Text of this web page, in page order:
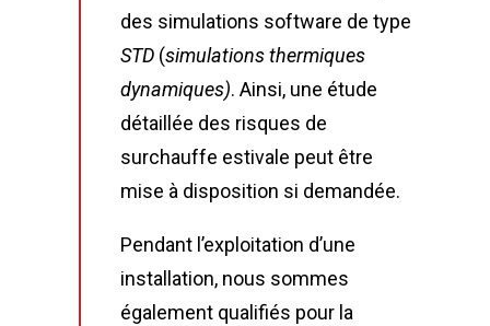
des simulations software de type
STD (simulations thermiques
dynamiques). Ainsi, une étude
détaillée des risques de
surchauffe estivale peut être
mise à disposition si demandée.
Pendant l’exploitation d’une
installation, nous sommes
également qualifiés pour la